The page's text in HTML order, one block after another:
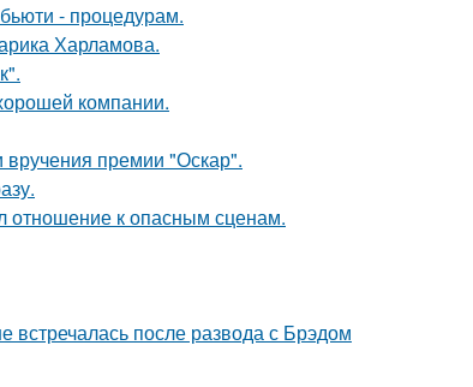
- процедурам.
Харламова.
компании.
премии "Оскар".
отношение к опасным сценам.
встречалась после развода с Брэдом